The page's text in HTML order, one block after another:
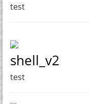
test
shell_v2
test